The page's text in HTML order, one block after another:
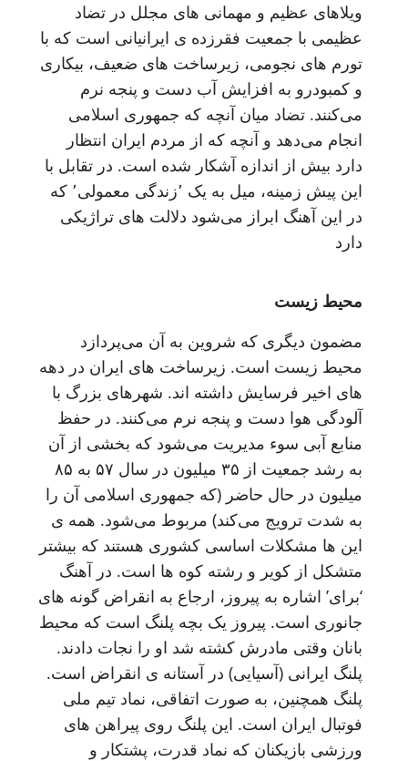
ویلاهای عظیم و مهمانی های مجلل در تضاد
عظیمی با جمعیت فقرزده ی ایرانیانی است که با
تورم های نجومی، زیرساخت های ضعیف، بیکاری
و کمبودرو به افزایش آب دست و پنجه نرم
می‌کنند. تضاد میان آنچه که جمهوری اسلامی
انجام می‌دهد و آنچه که از مردم ایران انتظار
دارد بیش از اندازه آشکار شده است. در تقابل با
این پیش زمینه، میل به یک ٬زندگی معمولی٬ که
در این آهنگ ابراز می‌شود دلالت های تراژیکی
دارد
محیط زیست
مضمون دیگری که شروین به آن می‌پردازد
محیط زیست است. زیرساخت های ایران در دهه
های اخیر فرسایش داشته اند. شهرهای بزرگ‌ با
آلودگی هوا دست و پنجه نرم می‌کنند. در حفظ
منابع آبی سوء مدیریت می‌شود که بخشی از آن
به رشد جمعیت از ۳۵ میلیون در سال ۵۷ به ۸۵
میلیون در حال حاضر (که جمهوری اسلامی آن را
به شدت ترویج می‌کند) مربوط می‌شود. همه ی
این ها مشکلات اساسی کشوری هستند که بیشتر
متشکل از کویر و رشته کوه ها است. در آهنگ
‘برای’ اشاره به پیروز، ارجاع به انقراض گونه های
جانوری است. پیروز یک بچه پلنگ است که محیط
بانان وقتی مادرش کشته شد او را نجات دادند.
پلنگ ایرانی (آسیایی) در آستانه ی انقراض است.
پلنگ همچنین، به صورت اتفاقی، نماد تیم ملی
فوتبال ایران است. این پلنگ روی پیراهن های
ورزشی بازیکنان که نماد قدرت، پشتکار و